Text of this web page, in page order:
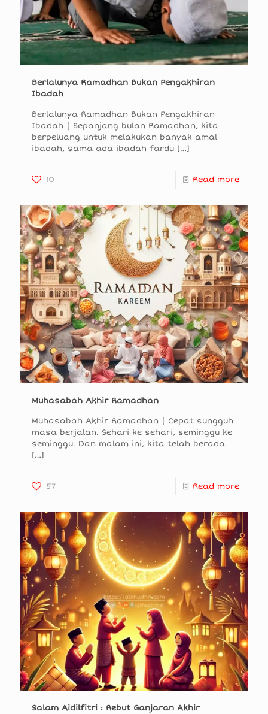
Berlalunya Ramadhan Bukan Pengakhiran
Ibadah
Berlalunya Ramadhan Bukan Pengakhiran
Ibadah | Sepanjang bulan Ramadhan, kita
berpeluang untuk melakukan banyak amal
ibadah, sama ada ibadah fardu […]
10 Read more
Muhasabah Akhir Ramadhan
Muhasabah Akhir Ramadhan | Cepat sungguh
masa berjalan. Sehari ke sehari, seminggu ke
seminggu. Dan malam ini, kita telah berada
[…]
57 Read more
Salam Aidilfitri : Rebut Ganjaran Akhir